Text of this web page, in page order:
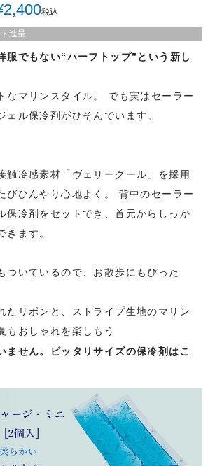
2,400税込
進呈
服でもない“ハーフトップ”という新し
なマリンスタイル。 でも実はセーラー
ェル保冷剤がひそんでいます。
触冷感素材「ヴェリークール」を採用
びひんやり心地よく。 背中のセーラー
保冷剤をセットでき、首元からしっか
きます。
ついているので、お散歩にもぴった
たリボンと、ストライプ生地のマリン
もおしゃれを楽しもう
ません。ピッタリサイズの保冷剤はこ